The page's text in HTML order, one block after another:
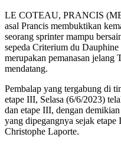
LE COTEAU, PRANCIS
asal Prancis membuktikan
seorang sprinter mampu
sepeda Criterium du
merupakan pemanasan jelang
mendatang.
Pembalap yang tergabung di
etape III, Selasa (6/6/2023)
dan etape III, dengan
yang dipegangnya sejak
Christophe Laporte.